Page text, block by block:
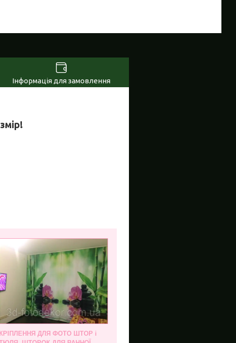
Інформація для замовлення
КРІПЛЕННЯ ДЛЯ ФОТО ШТОР і